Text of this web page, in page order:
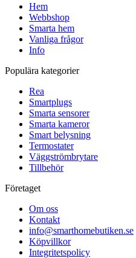
Hem
Webbshop
Smarta hem
Vanliga frågor
Info
Populära kategorier
Rea
Smartplugs
Smarta sensorer
Smarta kameror
Smart belysning
Termostater
Väggströmbrytare
Tillbehör
Företaget
Om oss
Kontakt
info@smarthomebutiken.se
Köpvillkor
Integritetspolicy